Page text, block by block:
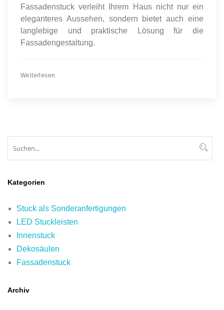
Fassadenstuck verleiht Ihrem Haus nicht nur ein
eleganteres Aussehen, sondern bietet auch eine
langlebige und praktische Lösung für die
Fassadengestaltung.
Weiterlesen
Kategorien
Stuck als Sonderanfertigungen
LED Stuckleisten
Innenstuck
Dekosäulen
Fassadenstuck
Archiv